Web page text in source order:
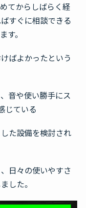
てからしばらく経
すぐに相談できる
す。
ばよかったという
音や使い勝手にス
じている
た設備を検討され
日々の使いやすさ
した。